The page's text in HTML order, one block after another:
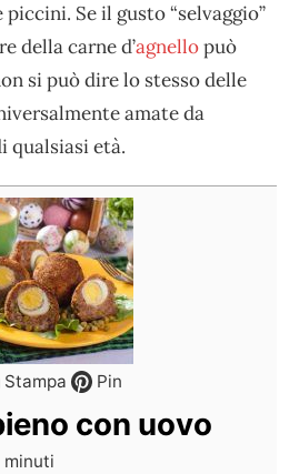
Se il gusto “selvaggio”
della carne d’agnellopuò
si può dire lo stesso delle
amate da
qualsiasi età.
Stampa Pin
con uovo
minuti